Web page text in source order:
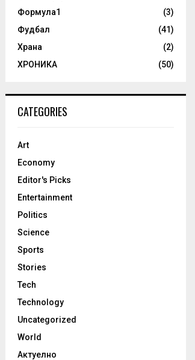
Формула1
(3)
Фудбал
(41)
Храна
(2)
ХРОНИКА
(50)
CATEGORIES
Art
Economy
Editor's Picks
Entertainment
Politics
Science
Sports
Stories
Tech
Technology
Uncategorized
World
Актуелно